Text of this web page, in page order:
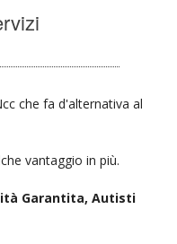
che fa d'alternativa al
vantaggio in più.
Garantita, Autisti